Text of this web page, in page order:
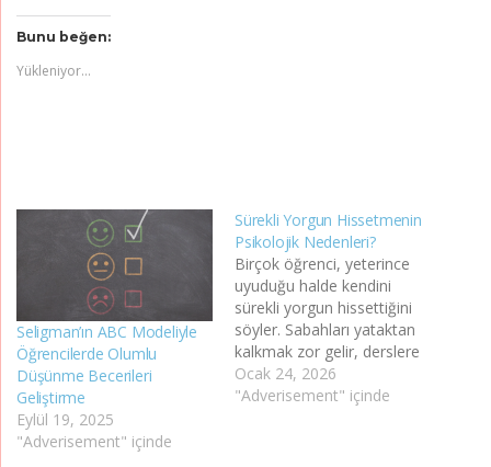
Bunu beğen:
Yükleniyor...
Seligman’ın ABC Modeliyle
Öğrencilerde Olumlu
Düşünme Becerileri
Geliştirme
Eylül 19, 2025
"Adverisement" içinde
Sürekli Yorgun Hissetmenin
Psikolojik Nedenleri?
Birçok öğrenci, yeterince
uyuduğu halde kendini
sürekli yorgun hissettiğini
söyler. Sabahları yataktan
kalkmak zor gelir, derslere
odaklanmak zorlaşır ve gün
içinde en ufak bir iş bile
Ocak 24, 2026
"Adverisement" içinde